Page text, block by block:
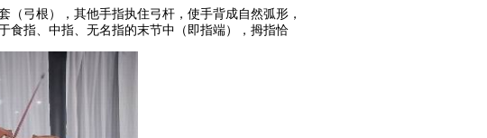
（弓根），其他手指执住弓杆，使手背成自然弧形，
食指、中指、无名指的末节中（即指端），拇指恰